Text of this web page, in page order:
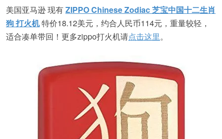
美国亚马逊 现有ZIPPO Chinese Zodiac 芝宝中国十二生肖
狗 打火机特价18.12美元，约合人民币114元，重量较轻，
适合凑单带回！更多zippo打火机请点击这里。